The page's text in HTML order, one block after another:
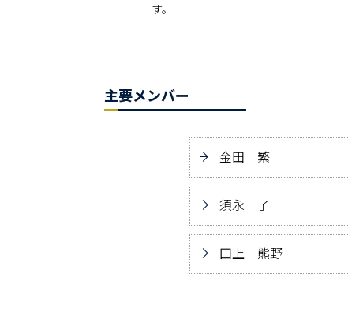
す。
主要メンバー
金田 繁
須永 了
田上 熊野